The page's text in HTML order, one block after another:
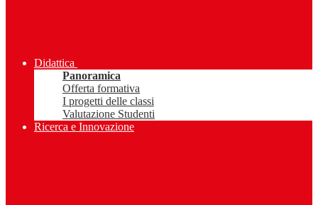
Didattica
Panoramica
Offerta formativa
I progetti delle classi
Valutazione Studenti
Ricerca e Innovazione